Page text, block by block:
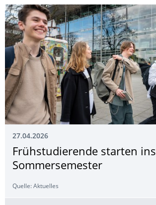
27.04.2026
Frühstudierende starten ins
Sommersemester
Quelle: Aktuelles